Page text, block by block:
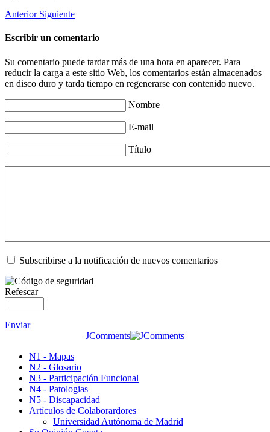
Anterior Siguiente
Escribir un comentario
Su comentario puede tardar más de una hora en aparecer. Para
reducir la carga a este sitio Web, los comentarios están almacenados
en disco duro y tarda tiempo en regenerarse con contenido nuevo.
Nombre
E-mail
Título
Subscribirse a la notificación de nuevos comentarios
Refescar
Enviar
JComments
N1 - Mapas
N2 - Glosario
N3 - Participación Funcional
N4 - Patologias
N5 - Discapacidad
Artículos de Colaborardores
Universidad Autónoma de Madrid